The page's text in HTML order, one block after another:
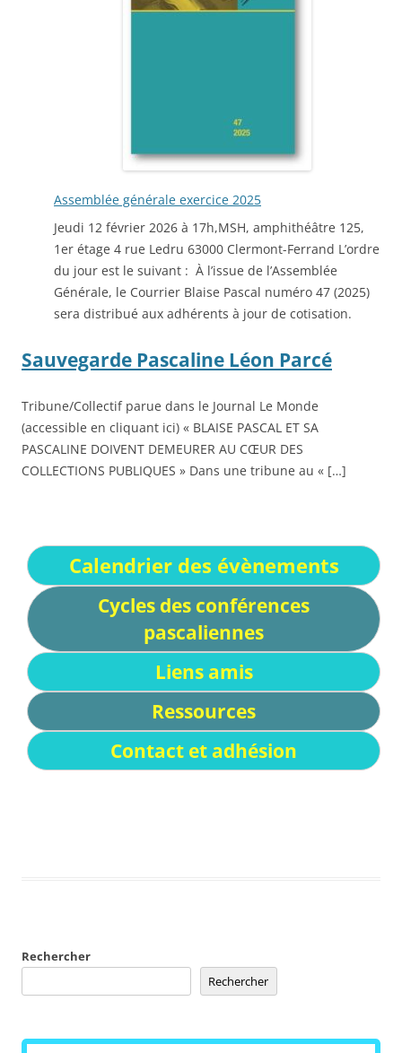
Assemblée générale exercice 2025
Jeudi 12 février 2026 à 17h,MSH, amphithéâtre 125,
1er étage 4 rue Ledru 63000 Clermont-Ferrand L’ordre
du jour est le suivant : À l’issue de l’Assemblée
Générale, le Courrier Blaise Pascal numéro 47 (2025)
sera distribué aux adhérents à jour de cotisation.
Sauvegarde Pascaline Léon Parcé
Tribune/Collectif parue dans le Journal Le Monde
(accessible en cliquant ici) « BLAISE PASCAL ET SA
PASCALINE DOIVENT DEMEURER AU CŒUR DES
COLLECTIONS PUBLIQUES » Dans une tribune au « […]
Calendrier des évènements
Cycles des conférences
pascaliennes
Liens amis
Ressources
Contact et adhésion
Rechercher
Rechercher